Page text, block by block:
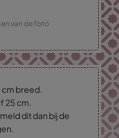
van de foto
cm breed.
25 cm.
dit dan bij de